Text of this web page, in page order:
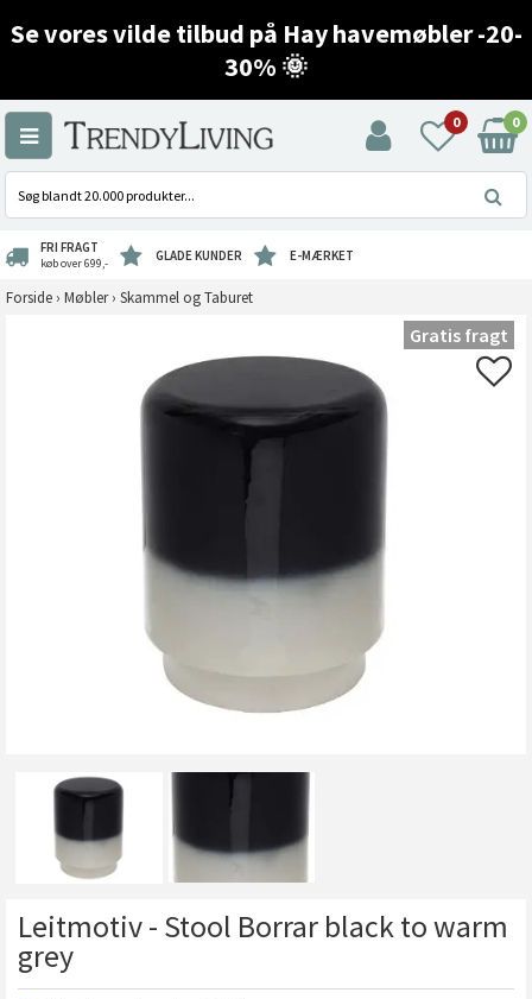
Se vores vilde tilbud på Hay havemøbler -20-
30% 🌞
0 0
FRI FRAGT
køb over 699,- GLADE KUNDER E-MÆRKET
Forside › Møbler› Skammel og Taburet
Gratis fragt
Leitmotiv - Stool Borrar black to warm
grey